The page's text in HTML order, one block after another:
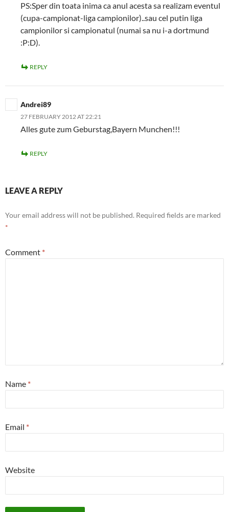
PS:Sper din toata inima ca anul acesta sa realizam eventul
(cupa-campionat-liga campionilor)..sau cel putin liga
campionilor si campionatul (numai sa nu i-a dortmund
:P:D).
REPLY
Andrei89
27 FEBRUARY 2012 AT 22:21
Alles gute zum Geburstag,Bayern Munchen!!!
REPLY
LEAVE A REPLY
Your email address will not be published. Required fields are marked
*
Comment *
Name *
Email *
Website